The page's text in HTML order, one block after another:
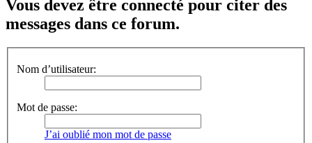
Vous devez être connecté pour citer des
messages dans ce forum.
Nom d’utilisateur:
Mot de passe:
J’ai oublié mon mot de passe